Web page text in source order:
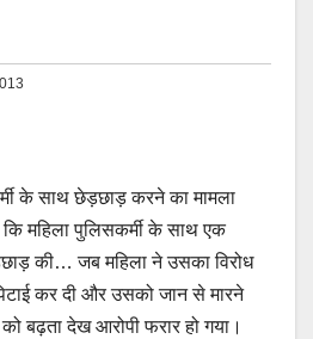
के साथ छेड़छाड़ करने का मामला
महिला पुलिसकर्मी के साथ एक
की… जब महिला ने उसका विरोध
कर दी और उसको जान से मारने
बढ़ता देख आरोपी फरार हो गया।